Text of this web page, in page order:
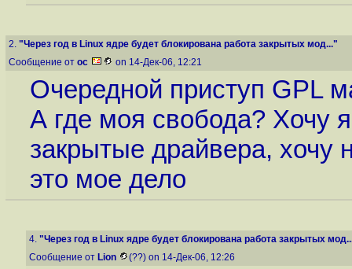
2. "Через год в Linux ядре будет блокирована работа закрытых мод..."
Сообщение от oc on 14-Дек-06, 12:21
Очередной приступ GPL
А где моя свобода? Хочу
закрытые драйвера, хочу
это мое дело
4. "Через год в Linux ядре будет блокирована работа закрытых
Сообщение от Lion (??) on 14-Дек-06, 12:26